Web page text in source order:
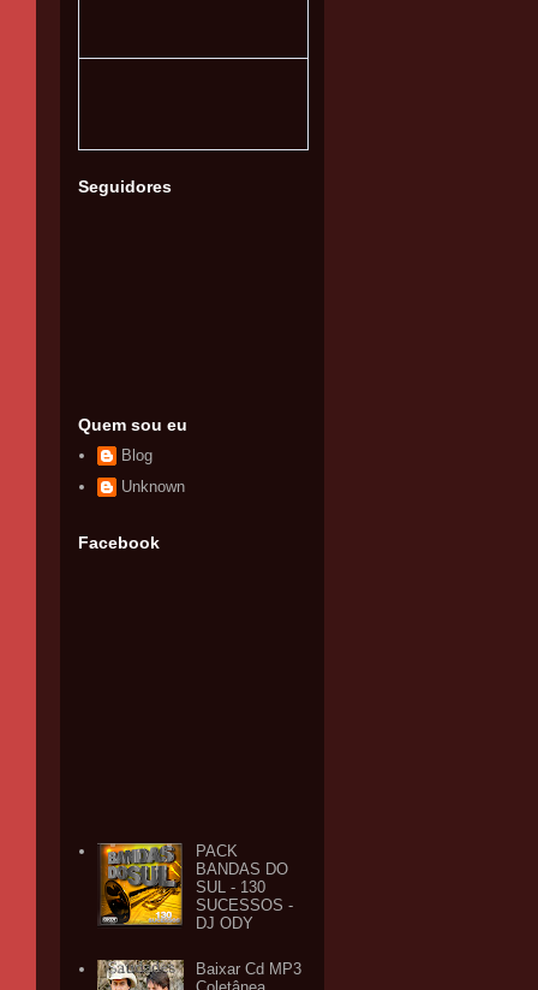
Seguidores
Quem sou eu
Blog
Unknown
Facebook
PACK
BANDAS DO
SUL - 130
SUCESSOS -
DJ ODY
Baixar Cd MP3